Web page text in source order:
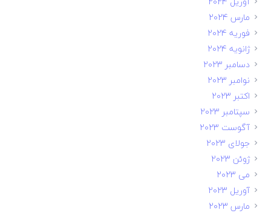
مارس 2024
فوریه 2024
ژانویه 2024
دسامبر 2023
نوامبر 2023
اکتبر 2023
سپتامبر 2023
آگوست 2023
جولای 2023
ژوئن 2023
می 2023
آوریل 2023
مارس 2023